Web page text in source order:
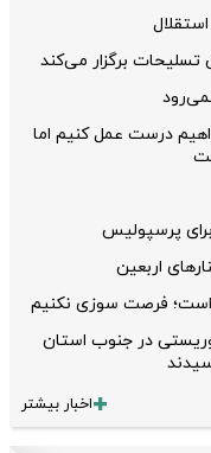
تسلیحات برگزار می‌کند
درست عمل کنیم اما
پرسپولیس
اربعین
فرصت سوزی نکنیم
در جنوب استان
اخبار بیشتر